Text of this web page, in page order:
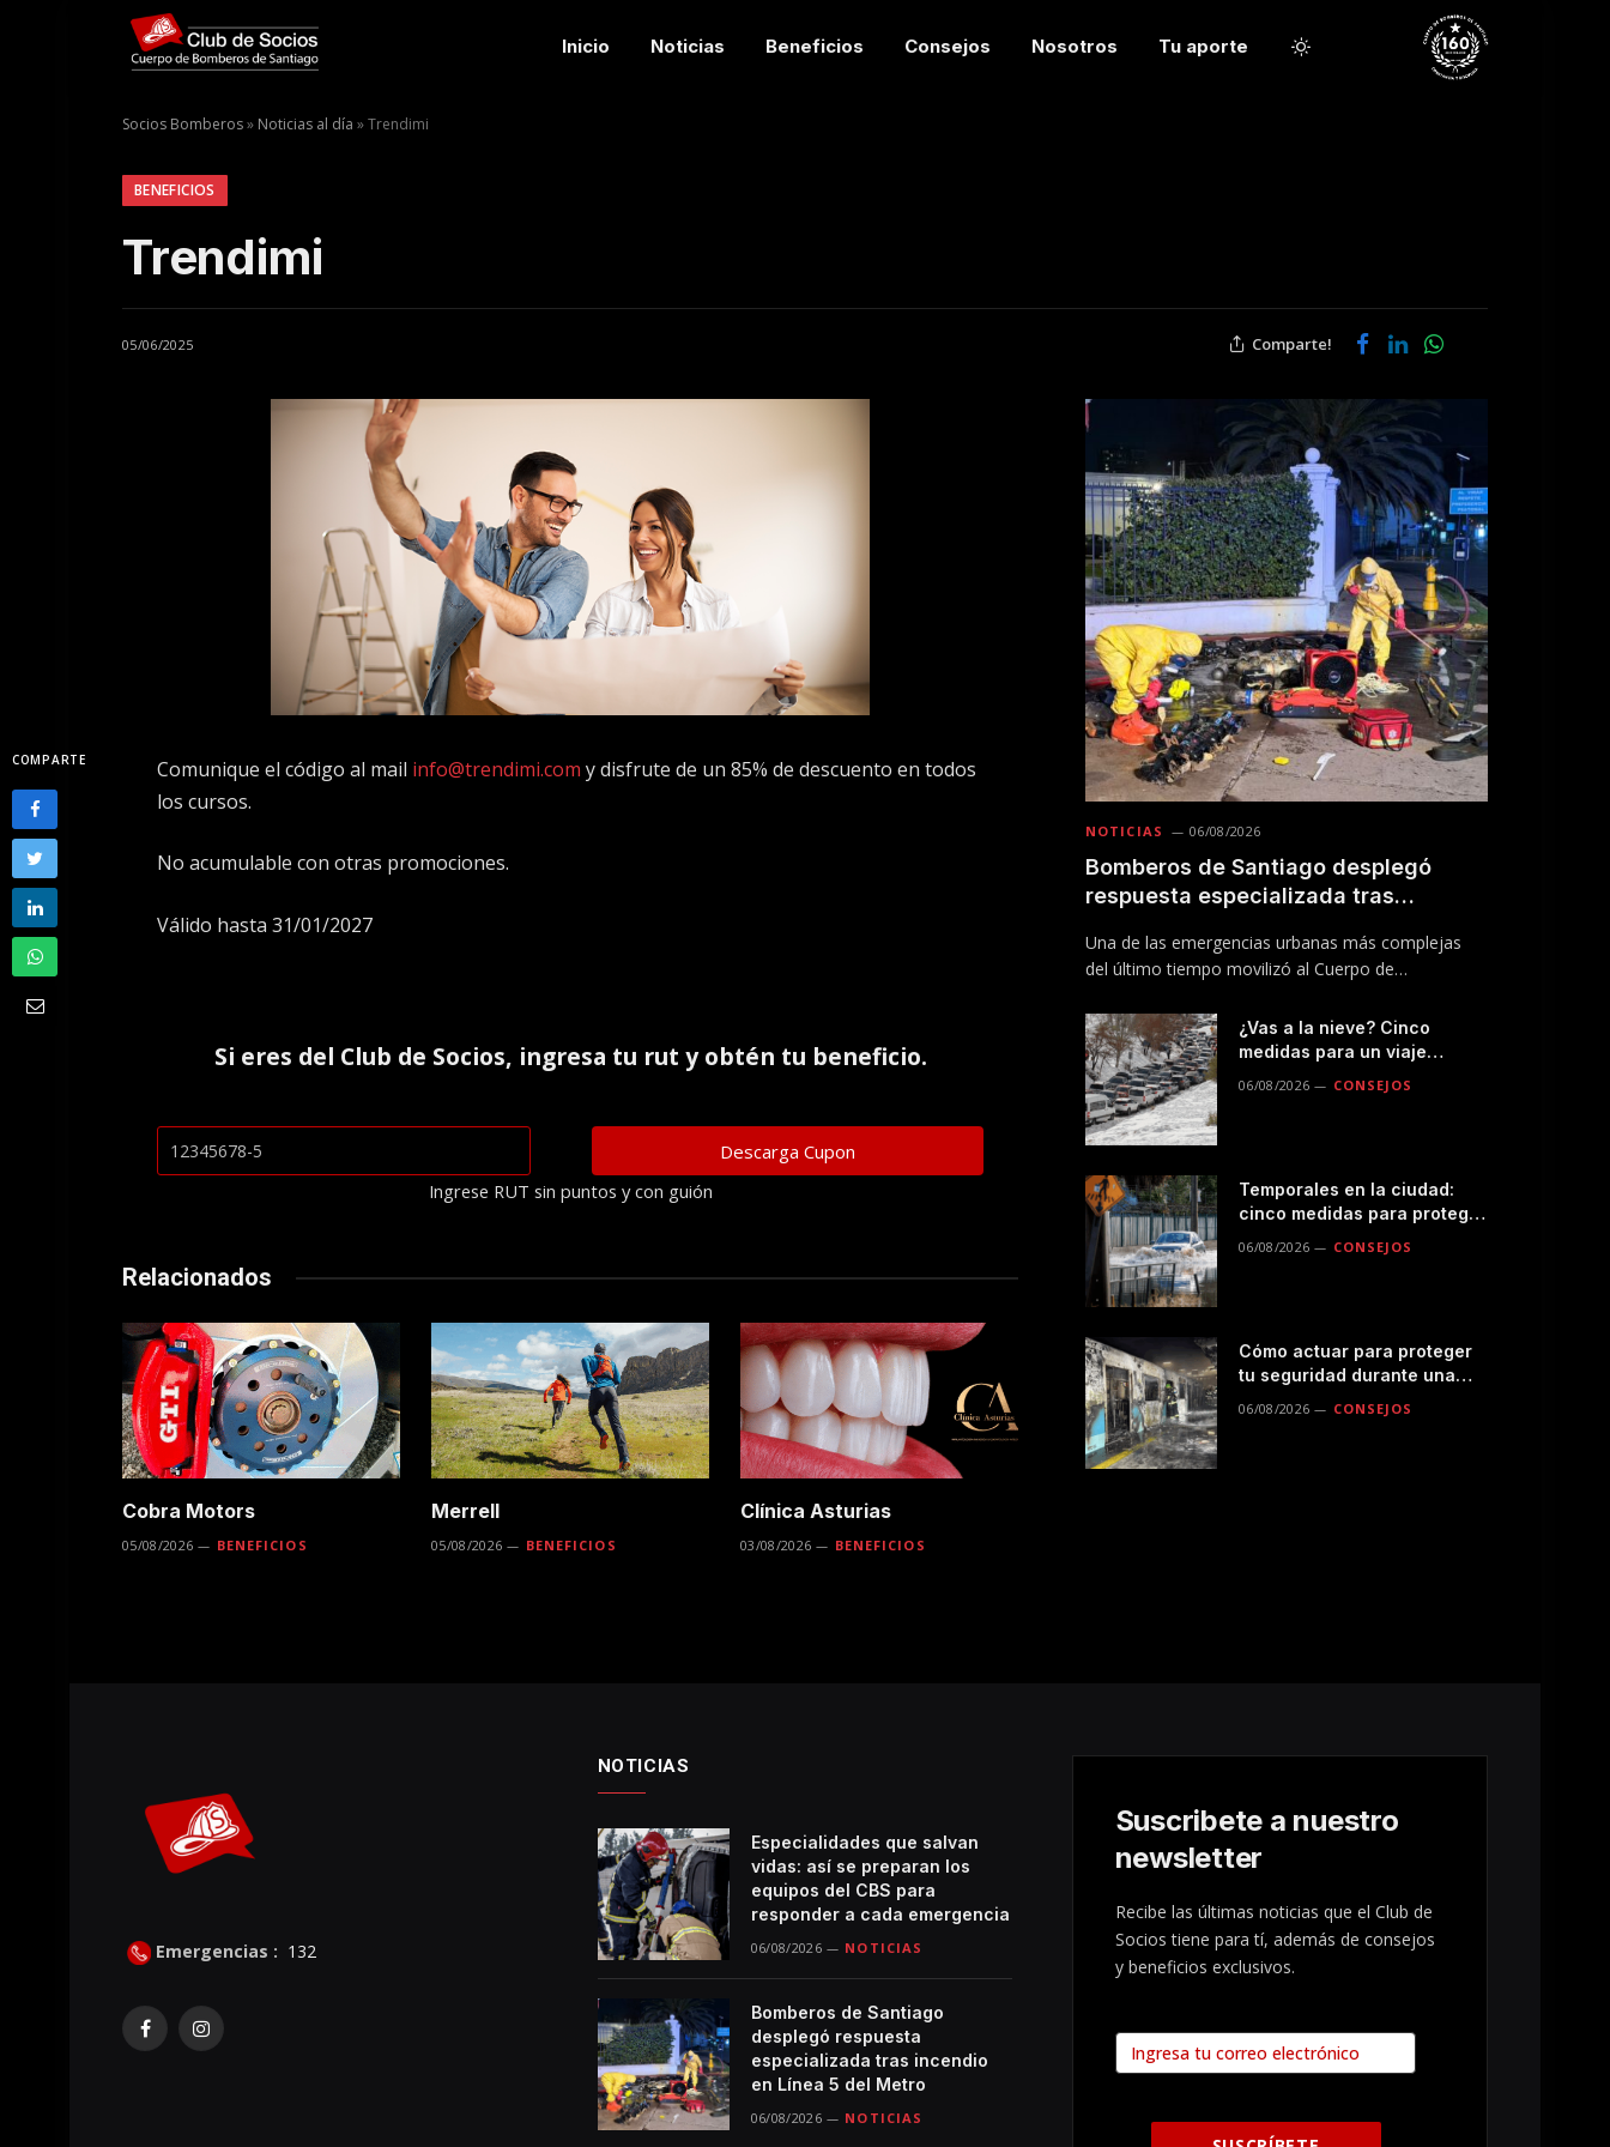
Inicio Noticias Beneficios Consejos Nosotros Tu aporte
Socios Bomberos» Noticias al día »Trendimi
BENEFICIOS
Trendimi
05/06/2025 Comparte!
COMPARTE Comunique el código al mail info@trendimi.com y disfrute de un 85% de descuento en todos
los cursos.
No acumulable con otras promociones.
Válido hasta 31/01/2027
Si eres del Club de Socios, ingresa tu rut y obtén tu beneficio.
Ingrese RUT sin puntos y con guión
Relacionados
Cobra Motors
05/08/2026 BENEFICIOS
Merrell
05/08/2026 BENEFICIOS
Clínica Asturias
03/08/2026 BENEFICIOS
NOTICIAS 06/08/2026
Bomberos de Santiago desplegó
respuesta especializada tras
Una de las emergencias urbanas más complejas
del último tiempo movilizó al Cuerpo de
¿Vas a la nieve? Cinco
medidas para un viaje
06/08/2026 CONSEJOS
Temporales en la ciudad:
cinco medidas para proteger
06/08/2026 CONSEJOS
Cómo actuar para proteger
tu seguridad durante una
transporte público
06/08/2026 CONSEJOS
Emergencias : 132
FacebookInstagram
NOTICIAS
Especialidades que salvan
vidas: así se preparan los
equipos del CBS para
responder a cada emergencia
06/08/2026 NOTICIAS
Bomberos de Santiago
desplegó respuesta
especializada tras incendio
en Línea 5 del Metro
06/08/2026 NOTICIAS
Suscribete a nuestro
newsletter
Recibe las últimas noticias que el Club de
Socios tiene para tí, además de consejos
y beneficios exclusivos.